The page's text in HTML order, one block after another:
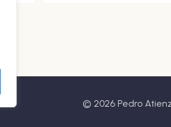
© 2026 Pedro